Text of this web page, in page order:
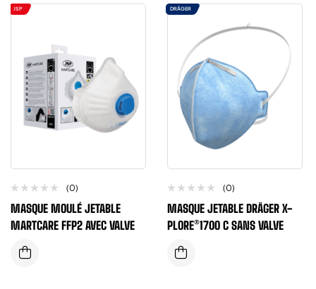
JSP
(0)
MASQUE MOULÉ JETABLE
MARTCARE FFP2 AVEC VALVE
DRÄGER
(0)
MASQUE JETABLE DRÄGER X-
PLORE®1700 C SANS VALVE